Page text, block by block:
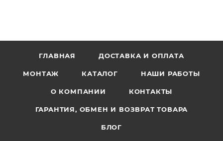
ГЛАВНАЯ ДОСТАВКА И ОПЛАТА
МОНТАЖ КАТАЛОГ НАШИ РАБОТЫ
О КОМПАНИИ КОНТАКТЫ
ГАРАНТИЯ, ОБМЕН И ВОЗВРАТ ТОВАРА
БЛОГ